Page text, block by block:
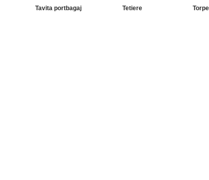
Tavita portbagaj Tetiere